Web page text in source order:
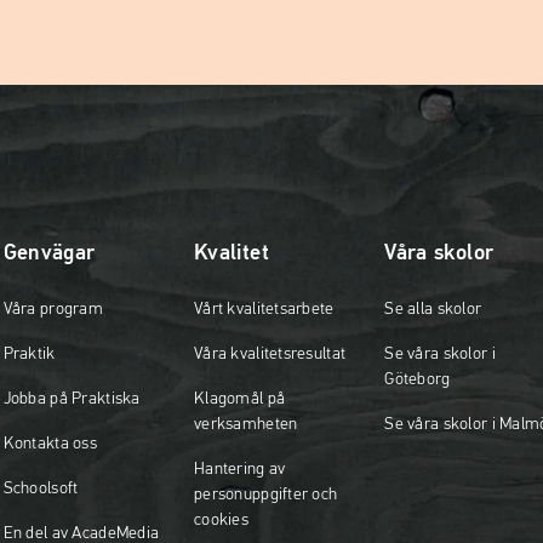
Genvägar
Våra program
Praktik
Jobba på Praktiska
Kontakta oss
Schoolsoft
En del av AcadeMedia
Kvalitet
Vårt kvalitetsarbete
Våra kvalitetsresultat
Klagomål på
verksamheten
Hantering av
personuppgifter och
cookies
Våra skolor
Se alla skolor
Se våra skolor i
Göteborg
Se våra skolor i